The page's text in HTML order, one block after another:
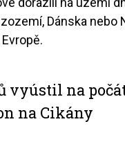
Dánska nebo
vyústil na
na Cikány